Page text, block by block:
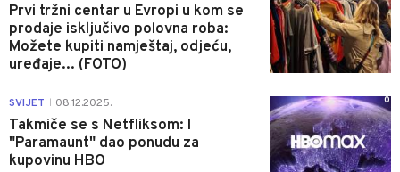
Prvi tržni centar u Evropi u kom se
prodaje isključivo polovna roba:
Možete kupiti namještaj, odjeću,
uređaje... (FOTO)
SVIJET 08.12.2025.
Takmiče se s Netfliksom: I
"Paramaunt" dao ponudu za
kupovinu HBO
0